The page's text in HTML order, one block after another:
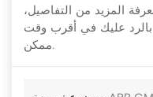
المزيد من التفاصيل،
عليك في أقرب وقت
ممكن.